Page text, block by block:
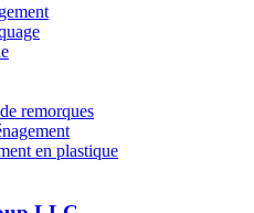
remorques
en plastique